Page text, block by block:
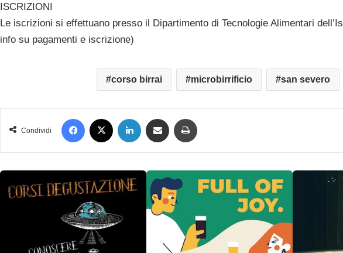
ISCRIZIONI
Le iscrizioni si effettuano presso il Dipartimento di Tecnologie Alimentari
info su pagamenti e iscrizione)
corso birrai microbirrificio san severo
Condividi
Facebook LinkedIn Condividi via mail